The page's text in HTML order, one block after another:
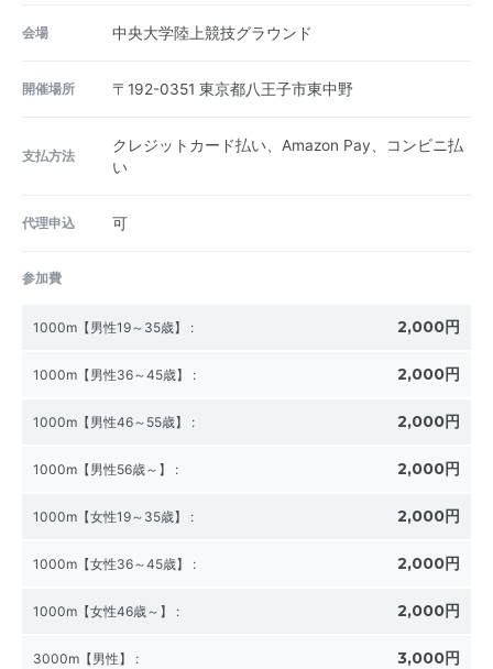
会場 中央大学陸上競技グラウンド
開催場所 〒192-0351 東京都八王子市東中野
支払方法
クレジットカード払い、Amazon Pay、コンビニ払
い
代理申込 可
参加費
1000m【男性19～35歳】 : 2,000円
1000m【男性36～45歳】 : 2,000円
1000m【男性46～55歳】 : 2,000円
1000m【男性56歳～】 : 2,000円
1000m【女性19～35歳】 : 2,000円
1000m【女性36～45歳】 : 2,000円
1000m【女性46歳～】 : 2,000円
3000m【男性】 : 3,000円